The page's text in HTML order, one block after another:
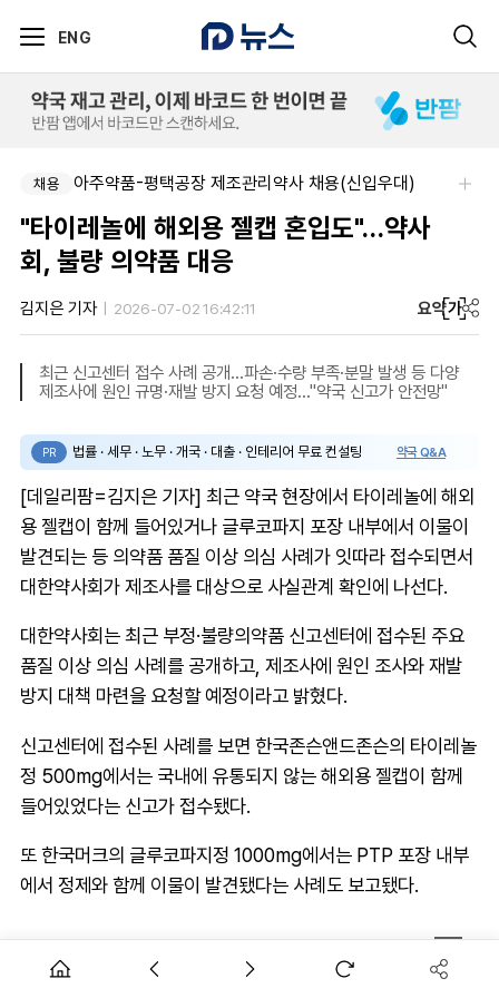
ENG
채용 아주약품-평택공장 제조관리약사 채용(신입우대)
"타이레놀에 해외용 젤캡 혼입도"…약사
회, 불량 의약품 대응
김지은 기자 2026-07-02 16:42:11 요약가
최근 신고센터 접수 사례 공개…파손·수량 부족·분말 발생 등 다양
제조사에 원인 규명·재발 방지 요청 예정…"약국 신고가 안전망"
PR 법률 · 세무 · 노무 · 개국 · 대출 · 인테리어 무료 컨설팅 약국 Q&A
[데일리팜=김지은 기자] 최근 약국 현장에서 타이레놀에 해외
용 젤캡이 함께 들어있거나 글루코파지 포장 내부에서 이물이
발견되는 등 의약품 품질 이상 의심 사례가 잇따라 접수되면서
대한약사회가 제조사를 대상으로 사실관계 확인에 나선다.
대한약사회는 최근 부정·불량의약품 신고센터에 접수된 주요
품질 이상 의심 사례를 공개하고, 제조사에 원인 조사와 재발
방지 대책 마련을 요청할 예정이라고 밝혔다.
신고센터에 접수된 사례를 보면 한국존슨앤드존슨의 타이레놀
정 500mg에서는 국내에 유통되지 않는 해외용 젤캡이 함께
들어있었다는 신고가 접수됐다.
또 한국머크의 글루코파지정 1000mg에서는 PTP 포장 내부
에서 정제와 함께 이물이 발견됐다는 사례도 보고됐다.